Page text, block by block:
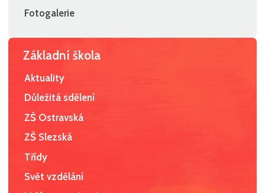
Fotogalerie
Základní škola
Aktuality
Důležitá sdělení
ZŠ Ostravská
ZŠ Slezská
Třídy
Svět vzdělání